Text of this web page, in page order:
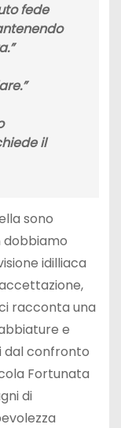
fede
il
sono
dobbiamo
idilliaca
racconta una
e
dal confronto
Fortunata
di